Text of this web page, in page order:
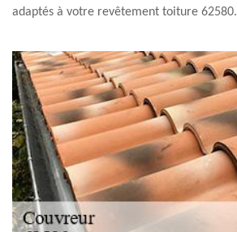
adaptés à votre revêtement toiture 62580.